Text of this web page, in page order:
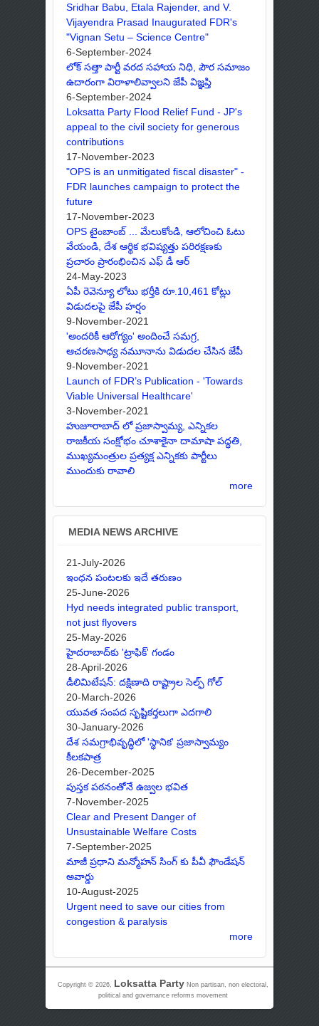
Sridhar Babu, Etala Rajender, and V.
Vijayendra Prasad Inaugurated FDR's
"Vignan Setu – Science Centre"
6-September-2024
లోక్ సత్తా పార్టీ వరద సహాయ నిధి, పౌర సమాజం
ఉదారంగా విరాళాలివ్వాలని జేపీ విజ్ఞప్తి
6-September-2024
Loksatta Party Flood Relief Fund - JP's
appeal to the civil society for generous
contributions
17-November-2023
"OPS is an unmitigated fiscal disaster" -
FDR launches campaign to protect the
future
17-November-2023
OPS టైంబాంబ్ ... మేలుకోండి, ఆలోచించి ఓటు
వేయండి, దేశ ఆర్థిక భవిష్యత్తు పరిరక్షణకు
ప్రచారం ప్రారంభించిన ఎఫ్ డీ ఆర్
24-May-2023
ఏపీ రెవెన్యూ లోటు భర్తీకి రూ.10,461 కోట్లు
విడుదలపై జేపీ హర్షం
9-November-2021
'అందరికీ ఆరోగ్యం' అందించే సమగ్ర,
ఆచరణసాధ్య నమూనాను విడుదల చేసిన జేపీ
9-November-2021
Launch of FDR’s Publication - 'Towards
Viable Universal Healthcare'
3-November-2021
హుజూరాబాద్ లో ప్రజాస్వామ్య, ఎన్నికల
రాజకీయ సంక్షోభం చూశాకైనా దామాషా పద్ధతి,
ముఖ్యమంత్రుల ప్రత్యక్ష ఎన్నికకు పార్టీలు
ముందుకు రావాలి
more
MEDIA NEWS ARCHIVE
21-July-2026
ఇంధన పంటలకు ఇదే తరుణం
25-June-2026
Hyd needs integrated public transport,
not just flyovers
25-May-2026
హైదరాబాద్‌కు 'ట్రాఫిక్' గండం
28-April-2026
డీలిమిటేషన్: దక్షిణాది రాష్ట్రాల సెల్ఫ్ గోల్
20-March-2026
యువత సంపద సృష్టికర్తలుగా ఎదగాలి
30-January-2026
దేశ సమగ్రాభివృద్ధిలో 'స్థానిక' ప్రజాస్వామ్యం
కీలకపాత్ర
26-December-2025
పుస్తక పఠనంతోనే ఉజ్వల భవిత
7-November-2025
Clear and Present Danger of
Unsustainable Welfare Costs
7-September-2025
మాజీ ప్రధాని మన్మోహన్ సింగ్ కు పీవీ ఫౌండేషన్
అవార్డు
10-August-2025
Urgent need to save our cities from
congestion & paralysis
more
Copyright © 2026, Loksatta PartyNon partisan, non electoral,
political and governance reforms movement